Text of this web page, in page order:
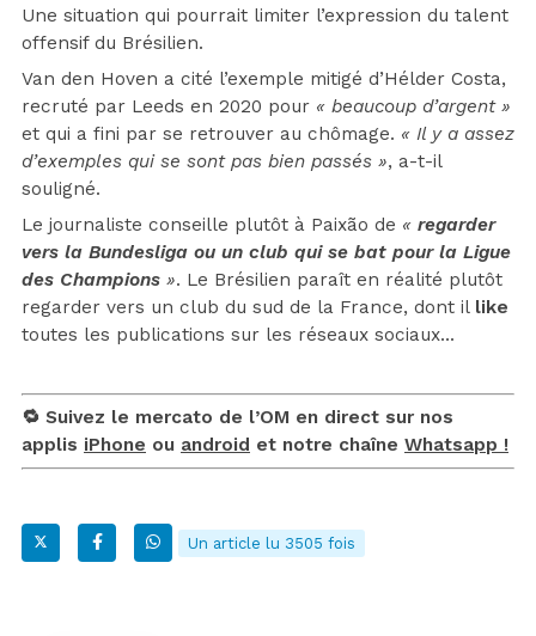
Une situation qui pourrait limiter l’expression du talent
offensif du Brésilien.
Van den Hoven a cité l’exemple mitigé d’Hélder Costa,
recruté par Leeds en 2020 pour « beaucoup d’argent »
et qui a fini par se retrouver au chômage. « Il y a assez
d’exemples qui se sont pas bien passés », a-t-il
souligné.
Le journaliste conseille plutôt à Paixão de « regarder
vers la Bundesliga ou un club qui se bat pour la Ligue
des Champions ». Le Brésilien paraît en réalité plutôt
regarder vers un club du sud de la France, dont il like
toutes les publications sur les réseaux sociaux…
🔁 Suivez le mercato de l’OM en direct sur nos
applis iPhone ou android et notre chaîne Whatsapp !
Un article lu 3505 fois